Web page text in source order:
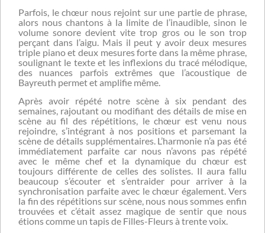
Parfois, le chœur nous rejoint sur une partie de phrase,
alors nous chantons à la limite de l’inaudible, sinon le
volume sonore devient vite trop gros ou le son trop
perçant dans l’aigu. Mais il peut y avoir deux mesures
triple piano et deux mesures forte dans la même phrase,
soulignant le texte et les inflexions du tracé mélodique,
des nuances parfois extrêmes que l’acoustique de
Bayreuth permet et amplifie même.
Après avoir répété notre scène à six pendant des
semaines, rajoutant ou modifiant des détails de mise en
scène au fil des répétitions, le chœur est venu nous
rejoindre, s’intégrant à nos positions et parsemant la
scène de détails supplémentaires. L’harmonie n’a pas été
immédiatement parfaite car nous n’avons pas répété
avec le même chef et la dynamique du chœur est
toujours différente de celles des solistes. Il aura fallu
beaucoup s’écouter et s’entraider pour arriver à la
synchronisation parfaite avec le chœur également. Vers
la fin des répétitions sur scène, nous nous sommes enfin
trouvées et c’était assez magique de sentir que nous
étions comme un tapis de Filles-Fleurs à trente voix.